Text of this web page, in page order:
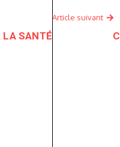
LA SANTÉ
Article suivant